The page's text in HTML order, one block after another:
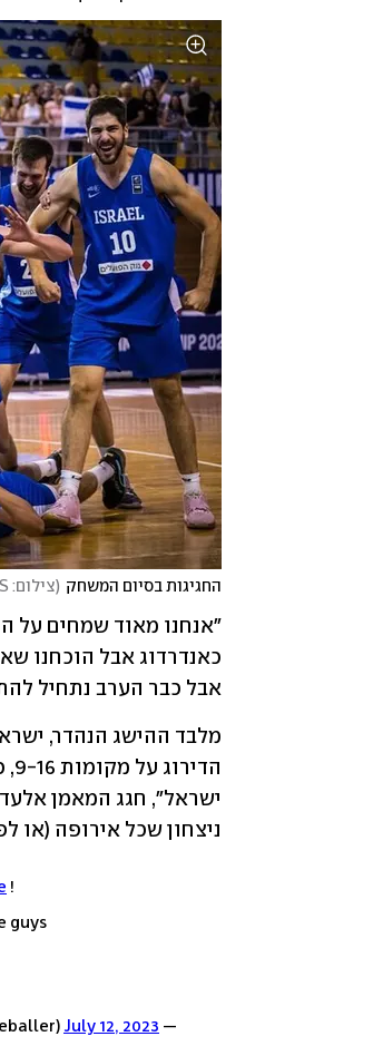
החגיגות בסיום המשחק (צילום: FIBA PHOTOS
אבל כבר הערב נתחיל
ניצחון שכל אירופה (או
!
guys
— Rob Karaznevic (@dogtheballer)
July 12, 2023